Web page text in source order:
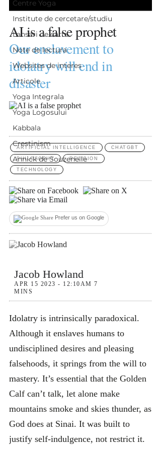
Centre Yoga
Institute de cercetare/studiu
Lansari de carte
Note de lectura
Websites de interes
Articole
Yoga Integrala
Yoga Logosului
Kabbala
Crestinism
Annick de Souzenelle